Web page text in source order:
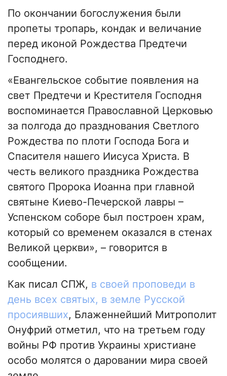
По окончании богослужения были
пропеты тропарь, кондак и величание
перед иконой Рождества Предтечи
Господнего.
«Евангельское событие появления на
свет Предтечи и Крестителя Господня
воспоминается Православной Церковью
за полгода до празднования Светлого
Рождества по плоти Господа Бога и
Спасителя нашего Иисуса Христа. В
честь великого праздника Рождества
святого Пророка Иоанна при главной
святыне Киево-Печерской лавры –
Успенском соборе был построен храм,
который со временем оказался в стенах
Великой церкви», – говорится в
сообщении.
Как писал СПЖ, в своей проповеди в
день всех святых, в земле Русской
просиявших, Блаженнейший Митрополит
Онуфрий отметил, что на третьем году
войны РФ против Украины христиане
особо молятся о даровании мира своей